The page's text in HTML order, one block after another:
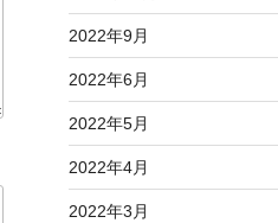
2022年9月
2022年6月
2022年5月
2022年4月
2022年3月